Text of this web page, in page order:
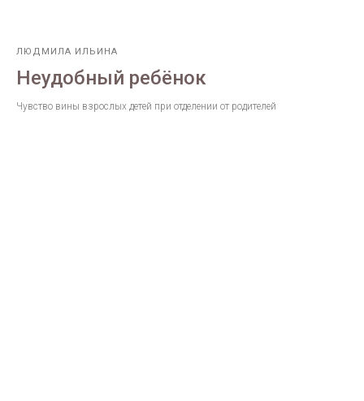
ЛЮДМИЛА ИЛЬИНА
Неудобный ребёнок
Чувство вины взрослых детей при отделении от родителей